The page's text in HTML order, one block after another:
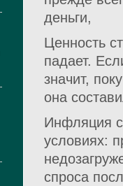
деньги,
Ценность
падает.
значит,
она
Инфляция
условиях:
спроса